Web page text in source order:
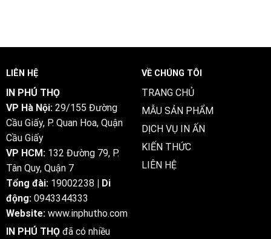
Win
verde-
casino1.eu
Betaling
Datapunkt
Beskyttelse
Tivoli
Danmark
LIÊN HỆ
IN PHÚ THỌ
VP Hà Nội: 29/155 Đường
Cầu Giấy, P. Quan Hoa, Quận
Cầu Giấy
VP HCM: 132 Đường 79, P.
Tân Quy, Quận 7
Tổng đài: 19002238 | Di
động: 0943344333
Website: www.inphutho.com
IN PHÚ THỌ đã có nhiều
VỀ CHÚNG TÔI
TRANG CHỦ
MẪU SẢN PHẨM
DỊCH VỤ IN ẤN
KIẾN THỨC
LIÊN HỆ